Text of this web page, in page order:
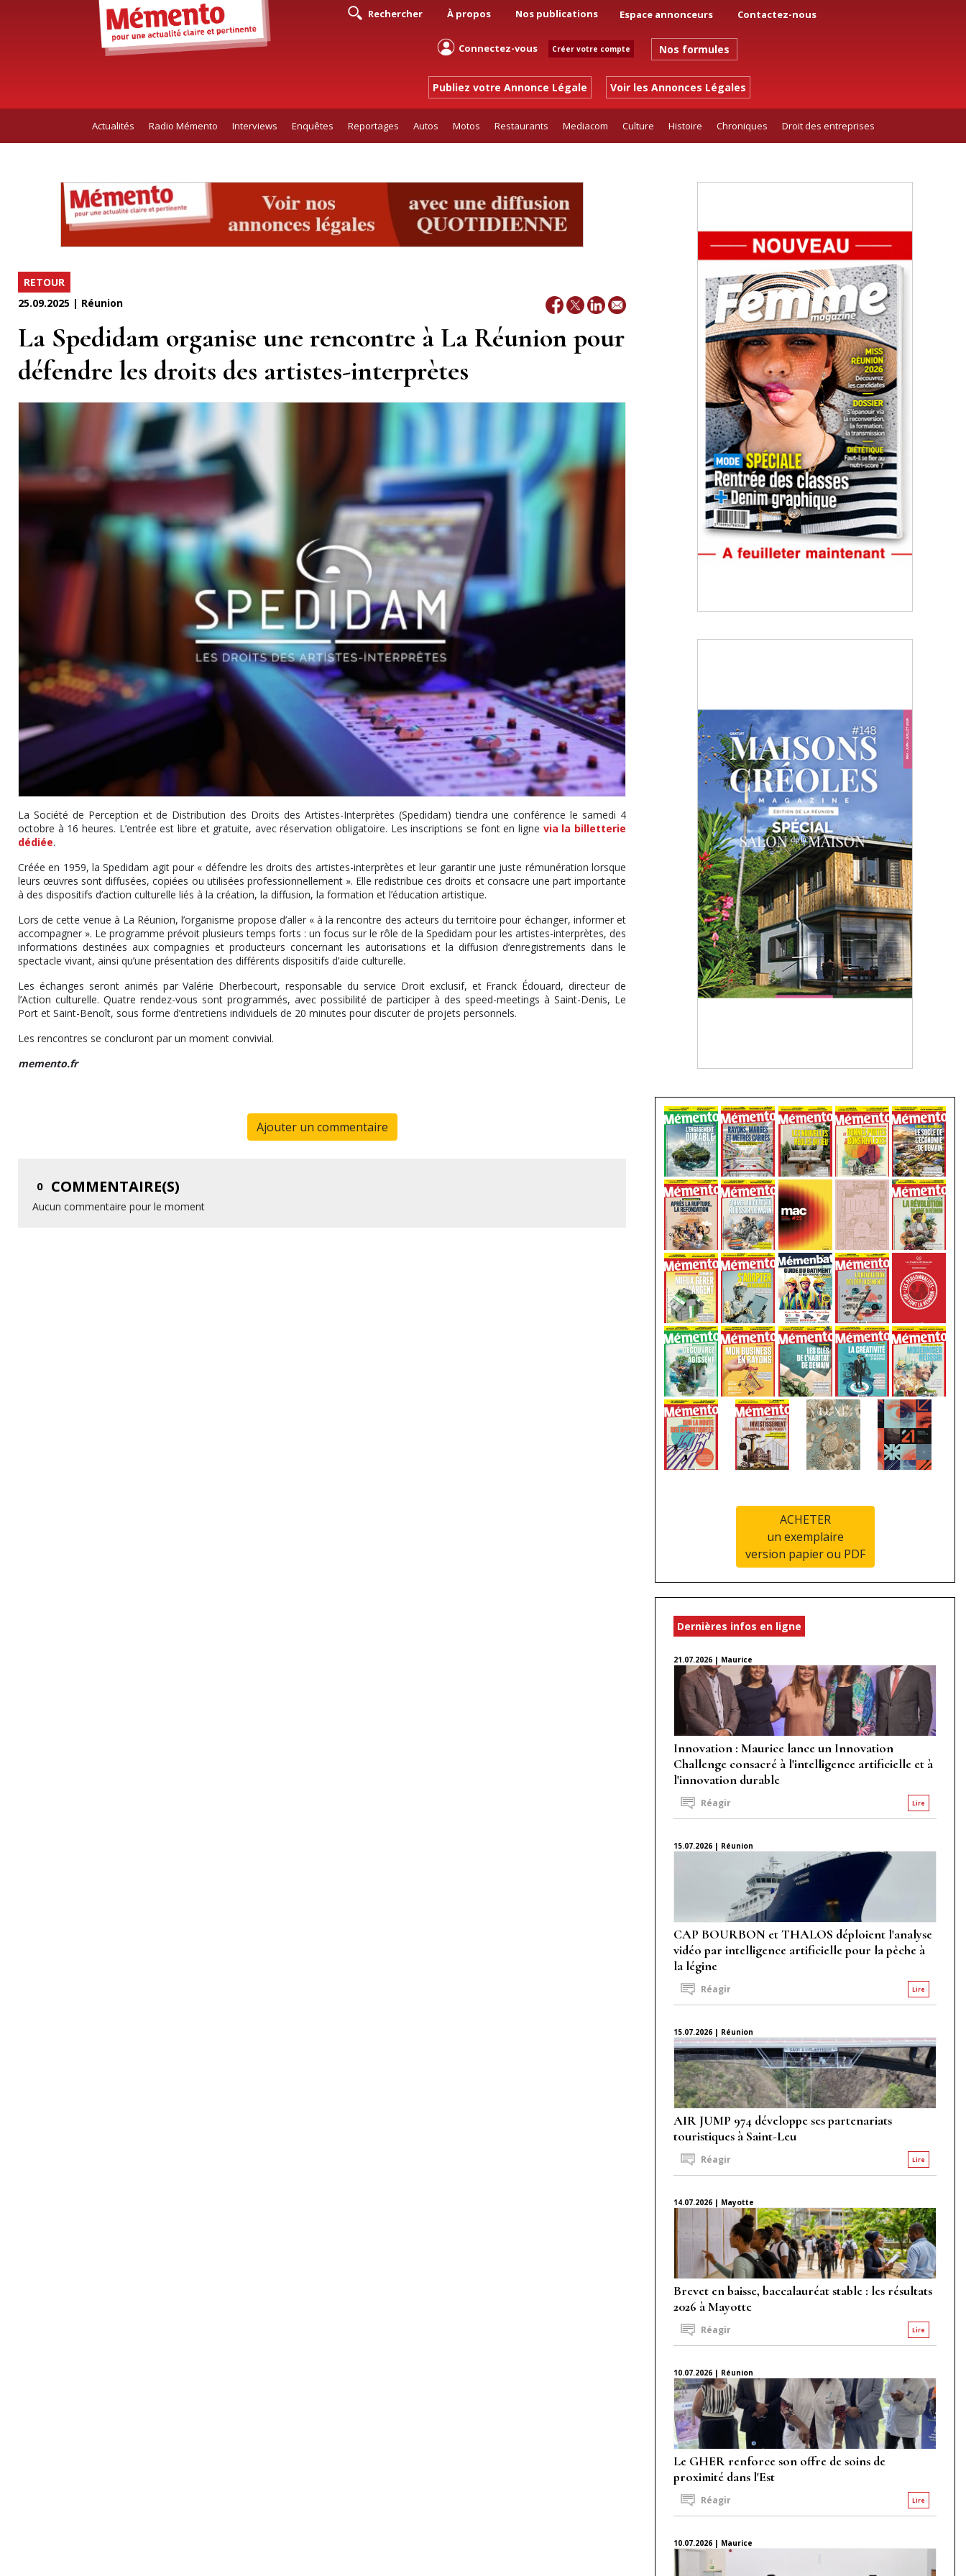
Rechercher À propos Nos publications Espace annonceurs Contactez-nous
Connectez-vous Créer votre compte Nos formules
Publiez votre Annonce Légale Voir les Annonces Légales
Actualités Radio Mémento Interviews Enquêtes Reportages Autos Motos Restaurants Mediacom Culture Histoire Chroniques Droit des entreprises
RETOUR
25.09.2025 | Réunion
La Spedidam organise une rencontre à La Réunion pour
défendre les droits des artistes-interprètes
La Société de Perception et de Distribution des Droits des Artistes-Interprètes (Spedidam) tiendra une conférence le samedi 4
octobre à 16 heures. L’entrée est libre et gratuite, avec réservation obligatoire. Les inscriptions se font en ligne via la billetterie
dédiée.
Créée en 1959, la Spedidam agit pour « défendre les droits des artistes-interprètes et leur garantir une juste rémunération lorsque
leurs œuvres sont diffusées, copiées ou utilisées professionnellement ». Elle redistribue ces droits et consacre une part importante
à des dispositifs d’action culturelle liés à la création, la diffusion, la formation et l’éducation artistique.
Lors de cette venue à La Réunion, l’organisme propose d’aller « à la rencontre des acteurs du territoire pour échanger, informer et
accompagner ». Le programme prévoit plusieurs temps forts : un focus sur le rôle de la Spedidam pour les artistes-interprètes, des
informations destinées aux compagnies et producteurs concernant les autorisations et la diffusion d’enregistrements dans le
spectacle vivant, ainsi qu’une présentation des différents dispositifs d’aide culturelle.
Les échanges seront animés par Valérie Dherbecourt, responsable du service Droit exclusif, et Franck Édouard, directeur de
l’Action culturelle. Quatre rendez-vous sont programmés, avec possibilité de participer à des speed-meetings à Saint-Denis, Le
Port et Saint-Benoît, sous forme d’entretiens individuels de 20 minutes pour discuter de projets personnels.
Les rencontres se concluront par un moment convivial.
memento.fr
Ajouter un commentaire
0 COMMENTAIRE(S)
Aucun commentaire pour le moment
ACHETER
un exemplaire
version papier ou PDF
Dernières infos en ligne
21.07.2026 | Maurice
Innovation : Maurice lance un Innovation
Challenge consacré à l'intelligence artificielle et à
l'innovation durable
Lire
Réagir
15.07.2026 | Réunion
CAP BOURBON et THALOS déploient l'analyse
vidéo par intelligence artificielle pour la pêche à
la légine
Lire
Réagir
15.07.2026 | Réunion
AIR JUMP 974 développe ses partenariats
touristiques à Saint-Leu
Lire
Réagir
14.07.2026 | Mayotte
Brevet en baisse, baccalauréat stable : les résultats
2026 à Mayotte
Lire
Réagir
10.07.2026 | Réunion
Le GHER renforce son offre de soins de
proximité dans l'Est
Lire
Réagir
10.07.2026 | Maurice